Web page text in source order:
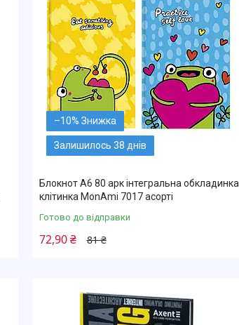
–10%
Залишилось 38 днів
Блокнот А6 80 арк інтегральна обкладинка
клітинка MonAmi 7017 асорті
Готово до відправки
81 ₴
72,90 ₴